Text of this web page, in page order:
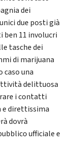
dei
due posti già
ben 11 involucri
tasche dei
di marijuana
caso una
delittuosa
i contatti
e direttissima
dovrà
ufficiale e